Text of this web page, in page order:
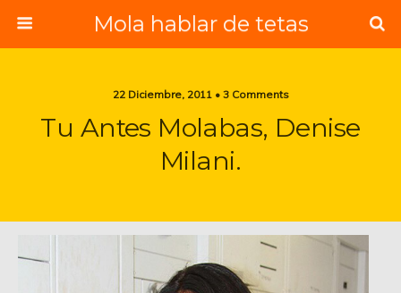
Mola hablar de tetas
22 Diciembre, 2011 • 3 Comments
Tu Antes Molabas, Denise
Milani.